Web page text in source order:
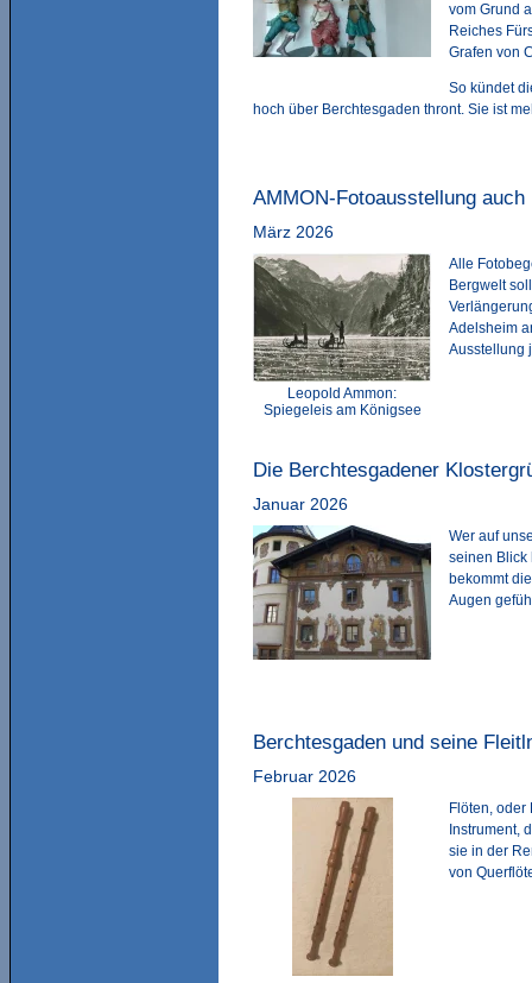
vom Grund
Reiches
Grafen von
So kündet
hoch über Berchtesgaden thront. Sie ist
AMMON-Fotoausstellung
März 2026
Leopold Ammon:
Spiegeleis am Königsee
Alle
Bergwelt
Adelsheim
Ausstellung
Die Berchtesgadener
Januar 2026
Wer auf
seinen Blick
bekommt
Augen
Berchtesgaden und seine
Februar 2026
Flöten,
Instrument,
sie in der
von